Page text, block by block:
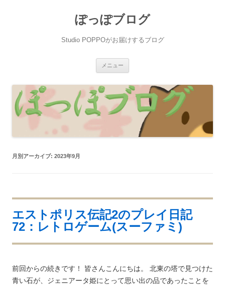
ぽっぽブログ
Studio POPPOがお届けするブログ
メニュー
ツ
へ
プ
月別アーカイブ: 2023年9月
エストポリス伝記2のプレイ日記
72：レトロゲーム(スーファミ)
前回からの続きです！ 皆さんこんにちは。 北東の塔で見つけた
青い石が、ジェニアータ姫にとって思い出の品であったことを